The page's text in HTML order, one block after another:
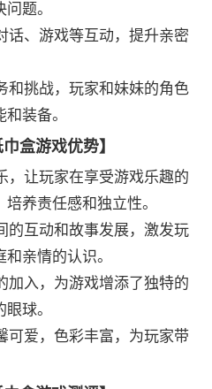
题。
话、游戏等互动，提升亲密
和挑战，玩家和妹妹的角色
装备。
盒游戏优势】
，让玩家在享受游戏乐趣的
养责任感和独立性。
的互动和故事发展，激发玩
亲情的认识。
加入，为游戏增添了独特的
球。
可爱，色彩丰富，为玩家带